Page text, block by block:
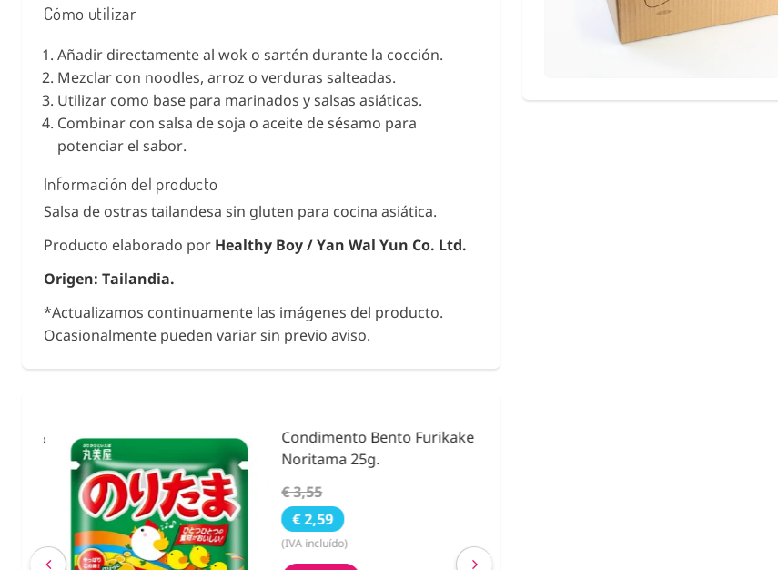
Cómo utilizar
Añadir directamente al wok o sartén durante la cocción.
Mezclar con noodles, arroz o verduras salteadas.
Utilizar como base para marinados y salsas asiáticas.
Combinar con salsa de soja o aceite de sésamo para
potenciar el sabor.
Información del producto
Salsa de ostras tailandesa sin gluten para cocina asiática.
Producto elaborado por Healthy Boy / Yan Wal Yun Co. Ltd.
Origen: Tailandia.
*Actualizamos continuamente las imágenes del producto.
Ocasionalmente pueden variar sin previo aviso.
Condimento Bento Furikake
Noritama 25g.
€ 3,55
€ 2,59
(IVA incluído)